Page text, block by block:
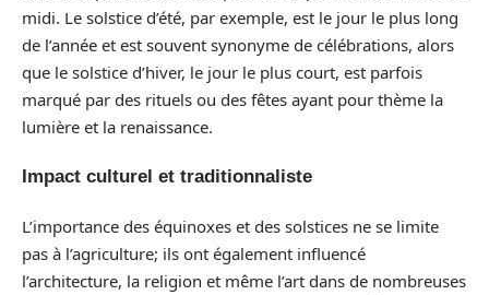
midi. Le solstice d’été, par exemple, est le jour le plus long
de l’année et est souvent synonyme de célébrations, alors
que le solstice d’hiver, le jour le plus court, est parfois
marqué par des rituels ou des fêtes ayant pour thème la
lumière et la renaissance.
Impact culturel et traditionnaliste
L’importance des équinoxes et des solstices ne se limite
pas à l’agriculture; ils ont également influencé
l’architecture, la religion et même l’art dans de nombreuses